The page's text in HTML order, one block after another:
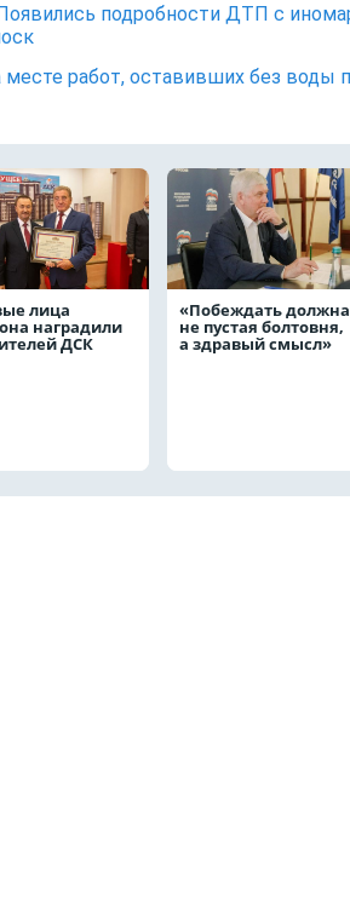
подробности ДТП с
месте работ, оставивших без воды
лица
наградили
ДСК
«Побеждать должна
не пустая болтовня,
а здравый смысл»